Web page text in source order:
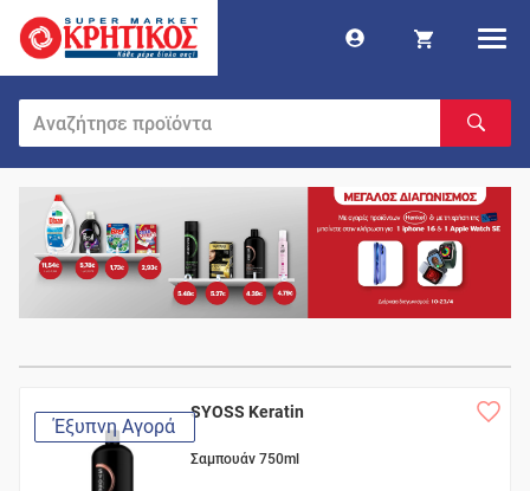
Έξυπνη Αγορά
SYOSS Keratin
Σαμπουάν 750ml